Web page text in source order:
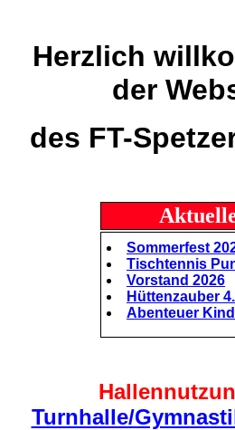
Herzlich
der
des FT-
Sommerfest
Tischtennis
Vorstand 2026
Hüttenzauber
Abenteuer
Turnhalle/